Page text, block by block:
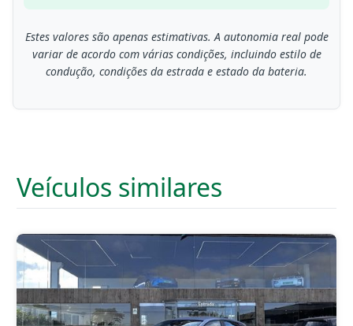
Estes valores são apenas estimativas. A autonomia real pode
variar de acordo com várias condições, incluindo estilo de
condução, condições da estrada e estado da bateria.
Veículos similares